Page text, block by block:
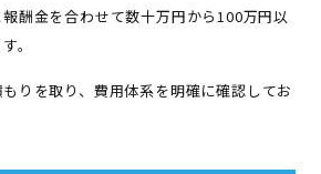
酬金を合わせて数十万円から100万円以
。
りを取り、費用体系を明確に確認してお